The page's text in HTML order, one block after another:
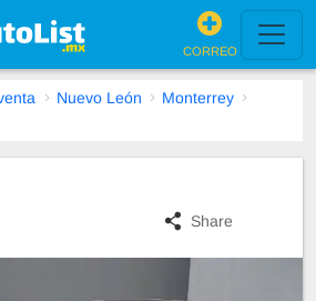
CORREO
Nuevo León
Monterrey
Share